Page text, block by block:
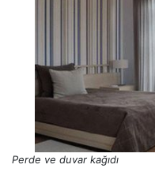
Perde ve duvar kağıdı